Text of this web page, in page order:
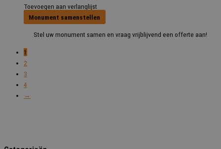
Toevoegen aan verlanglijst
Monument samenstellen
Stel uw monument samen en vraag vrijblijvend een offerte aan!
1
2
3
4
→